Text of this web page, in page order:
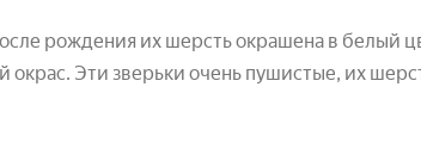
рождения их шерсть окрашена в белый
окрас. Эти зверьки очень пушистые, их